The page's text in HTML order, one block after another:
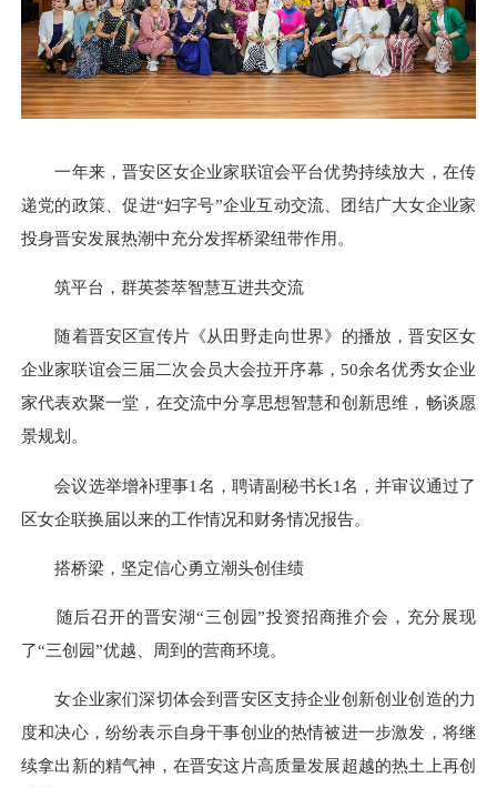
一年来，晋安区女企业家联谊会平台优势持续放大，在传
递党的政策、促进“妇字号”企业互动交流、团结广大女企业家
投身晋安发展热潮中充分发挥桥梁纽带作用。
筑平台，群英荟萃智慧互进共交流
随着晋安区宣传片《从田野走向世界》的播放，晋安区女
企业家联谊会三届二次会员大会拉开序幕， 50余名优秀女企业
家代表欢聚一堂，在交流中分享思想智慧和创新思维，畅谈愿
景规划。
会议选举增补理事1名，聘请副秘书长1名，并审议通过了
区女企联换届以来的工作情况和财务情况报告。
搭桥梁，坚定信心勇立潮头创佳绩
随后召开的晋安湖“三创园”投资招商推介会，充分展现
了“三创园”优越、周到的营商环境。
女企业家们深切体会到晋安区支持企业创新创业创造的力
度和决心，纷纷表示自身干事创业的热情被进一步激发，将继
续拿出新的精气神，在晋安这片高质量发展超越的热土上再创